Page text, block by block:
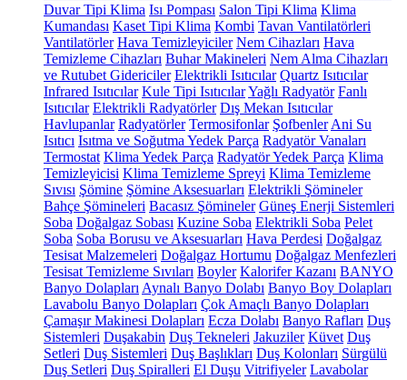
Duvar Tipi Klima Isı Pompası Salon Tipi Klima Klima
Kumandası Kaset Tipi Klima Kombi Tavan Vantilatörleri
Vantilatörler Hava Temizleyiciler Nem Cihazları Hava
Temizleme Cihazları Buhar Makineleri Nem Alma Cihazları
ve Rutubet Gidericiler Elektrikli Isıtıcılar Quartz Isıtıcılar
Infrared Isıtıcılar Kule Tipi IsıtıcılarYağlı Radyatör Fanlı
Isıtıcılar Elektrikli Radyatörler Dış Mekan Isıtıcılar
Havlupanlar Radyatörler Termosifonlar Şofbenler Ani Su
Isıtıcı Isıtma ve Soğutma Yedek Parça Radyatör Vanaları
Termostat Klima Yedek Parça Radyatör Yedek Parça Klima
Temizleyicisi Klima Temizleme Spreyi Klima Temizleme
Sıvısı Şömine Şömine Aksesuarları Elektrikli Şömineler
Bahçe Şömineleri Bacasız Şömineler Güneş Enerji Sistemleri
Soba Doğalgaz Sobası Kuzine Soba Elektrikli Soba Pelet
Soba Soba Borusu ve Aksesuarları Hava Perdesi Doğalgaz
Tesisat Malzemeleri Doğalgaz Hortumu Doğalgaz Menfezleri
Tesisat Temizleme Sıvıları Boyler Kalorifer Kazanı BANYO
Banyo Dolapları Aynalı Banyo Dolabı Banyo Boy Dolapları
Lavabolu Banyo Dolapları Çok Amaçlı Banyo Dolapları
Çamaşır Makinesi Dolapları Ecza Dolabı Banyo Rafları Duş
Sistemleri Duşakabin Duş Tekneleri Jakuziler Küvet Duş
Setleri Duş Sistemleri Duş Başlıkları Duş Kolonları Sürgülü
Duş Setleri Duş Spiralleri El Duşu Vitrifiyeler Lavabolar